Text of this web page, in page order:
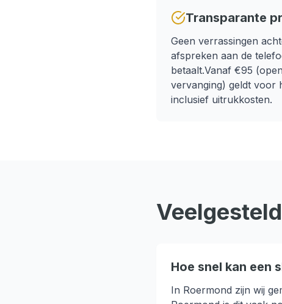
Transparante
Geen verrassingen
afspreken aan de
betaalt.Vanaf €95
vervanging) geldt voor
inclusief uitrukkosten.
Hoe snel kan een
In Roermond zijn wij